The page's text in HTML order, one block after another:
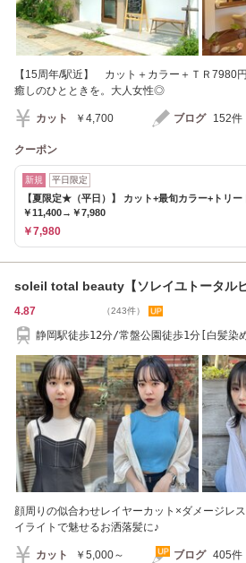
【15周年/駅近】 カット＋カラー＋ＴＲ7980
癒しのひとときを。大人女性◎
カット ￥4,700 ブログ 152件
クーポン
新規 平日限定
【夏限定★（平日）】 カット+最旬カラー+トリー
￥11,400→￥7,980
￥7,980
soleil total beauty【ソレイユトータルビ
4.87 （243件）
静岡駅徒歩12分/常盤公園徒歩1分[白髪染
顔周りの似合わせレイヤーカット×ダメージレ
イライトで魅せるお洒落髪に♪
カット ￥5,000～ ブログ 405件